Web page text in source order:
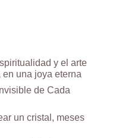
y el arte
una joya eterna
de Cada
un cristal, meses